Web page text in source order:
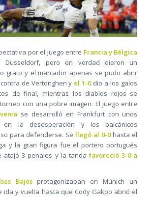
por el juego entre Francia y Bélgica
Dusseldorf, pero en verdad dieron un
grato y el marcador apenas se pudo abrir
de Vertonghen y el 1-0dio a los galos
de final, mientras los diablos rojos se
con una pobre imagen. El juego entre
se desarrolló en Frankfurt con unos
en la desesperación y los balcánicos
para defenderse. Se llegó al 0-0hasta el
y la gran figura fue el portero portugués
atajó 3 penales y la tandafavoreció 3-0 a
Bajosprotagonizaban en Múnich un
ida y vuelta hasta que Cody Gakpo abrió el